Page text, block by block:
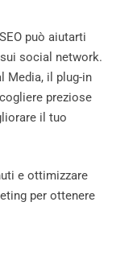
può aiutarti
social network.
Media, il plug-in
preziose
il tuo
e ottimizzare
per ottenere